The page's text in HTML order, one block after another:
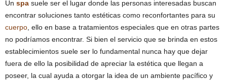
Un spa suele ser el lugar donde las personas interesadas buscan
encontrar soluciones tanto estéticas como reconfortantes para su
cuerpo , ello en base a tratamientos especiales que en otras partes
no podríamos encontrar. Si bien el servicio que se brinda en estos
establecimientos suele ser lo fundamental nunca hay que dejar
fuera de ello la posibilidad de apreciar la estética que llegan a
poseer, la cual ayuda a otorgar la idea de un ambiente pacífico y